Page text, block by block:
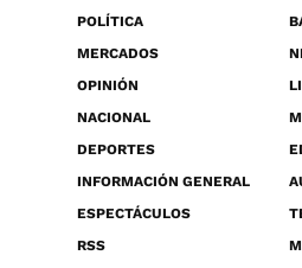
POLÍTICA
MERCADOS
OPINIÓN
NACIONAL
DEPORTES
INFORMACIÓN GENERAL
ESPECTÁCULOS
RSS